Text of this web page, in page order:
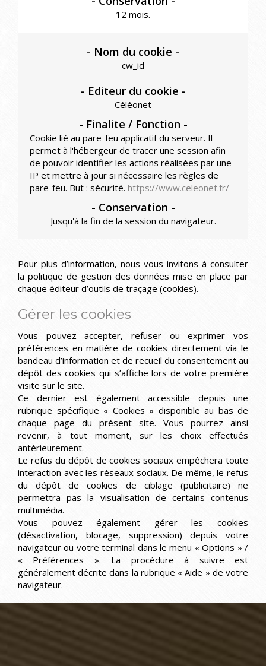
12 mois.
cw_id
Céléonet
Cookie lié au pare-feu applicatif du serveur. Il
permet à l'hébergeur de tracer une session afin
de pouvoir identifier les actions réalisées par une
IP et mettre à jour si nécessaire les règles de
pare-feu. But : sécurité. https://www.celeonet.fr/
Jusqu'à la fin de la session du navigateur.
Pour plus d’information, nous vous invitons à consulter
la politique de gestion des données mise en place par
chaque éditeur d’outils de traçage (cookies).
Gérer les cookies
Vous pouvez accepter, refuser ou exprimer vos
préférences en matière de cookies directement via le
bandeau d’information et de recueil du consentement au
dépôt des cookies qui s’affiche lors de votre première
visite sur le site.
Ce dernier est également accessible depuis une
rubrique spécifique « Cookies » disponible au bas de
chaque page du présent site. Vous pourrez ainsi
revenir, à tout moment, sur les choix effectués
antérieurement.
Le refus du dépôt de cookies sociaux empêchera toute
interaction avec les réseaux sociaux. De même, le refus
du dépôt de cookies de ciblage (publicitaire) ne
permettra pas la visualisation de certains contenus
multimédia.
Vous pouvez également gérer les cookies
(désactivation, blocage, suppression) depuis votre
navigateur ou votre terminal dans le menu « Options » /
« Préférences ». La procédure à suivre est
généralement décrite dans la rubrique « Aide » de votre
navigateur.